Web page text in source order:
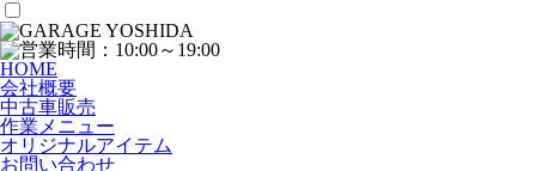
HOME
会社概要
中古車販売
作業メニュー
オリジナルアイテム
お問い合わせ